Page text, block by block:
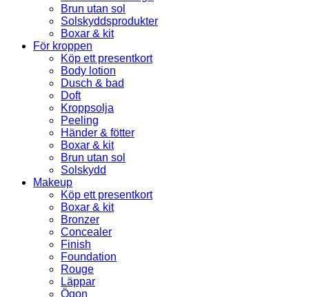
Brun utan sol
Solskyddsprodukter
Boxar & kit
För kroppen
Köp ett presentkort
Body lotion
Dusch & bad
Doft
Kroppsolja
Peeling
Händer & fötter
Boxar & kit
Brun utan sol
Solskydd
Makeup
Köp ett presentkort
Boxar & kit
Bronzer
Concealer
Finish
Foundation
Rouge
Läppar
Ögon